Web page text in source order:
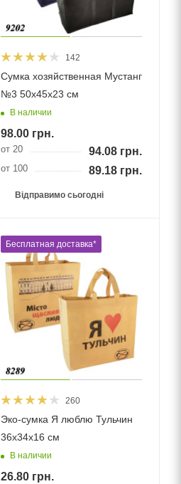
142
Сумка хозяйственная Мустанг
№3 50х45х23 см
В наличии
98.00грн.
от 20 94.08 грн.
от 100 89.18 грн.
Відправимо сьогодні
Бесплатная доставка*
260
Эко-сумка Я люблю Тульчин
36х34х16 см
В наличии
26.80грн.